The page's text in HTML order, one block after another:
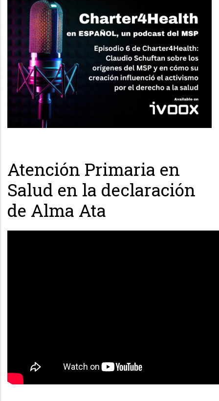
Atención Primaria en
Salud en la declaración
de Alma Ata